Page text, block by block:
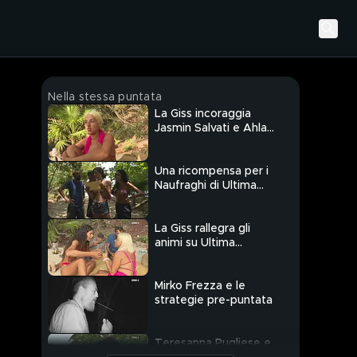
Nella stessa puntata
La Giss incoraggia
Jasmin Salvati e Ahlam
Una ricompensa per i
Naufraghi di Ultima
La Giss rallegra gli
animi su Ultima
Mirko Frezza e le
strategie pre-puntata
Teresanna Pugliese e